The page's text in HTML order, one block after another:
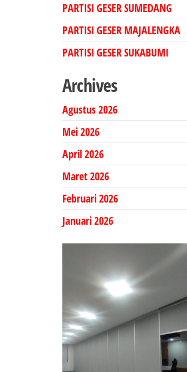
PARTISI GESER SUMEDANG
PARTISI GESER MAJALENGKA
PARTISI GESER SUKABUMI
Archives
Agustus 2026
Mei 2026
April 2026
Maret 2026
Februari 2026
Januari 2026